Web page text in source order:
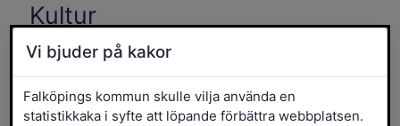
Kultur
Besök muséer på Falbygden
Vi bjuder på kakor
Falköpings kommun skulle vilja använda en
statistikkaka i syfte att löpande förbättra webbplatsen.